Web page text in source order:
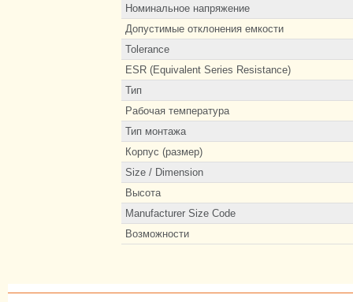
Номинальное напряжение
Допустимые отклонения емкости
Tolerance
ESR (Equivalent Series Resistance)
Тип
Рабочая температура
Тип монтажа
Корпус (размер)
Size / Dimension
Высота
Manufacturer Size Code
Возможности